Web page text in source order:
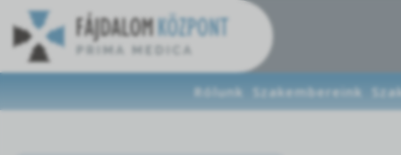
Rólunk Szakembereink